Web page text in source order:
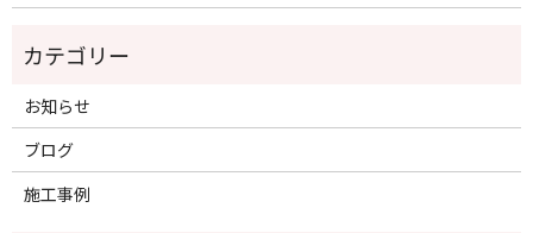
お知らせ
ブログ
施工事例